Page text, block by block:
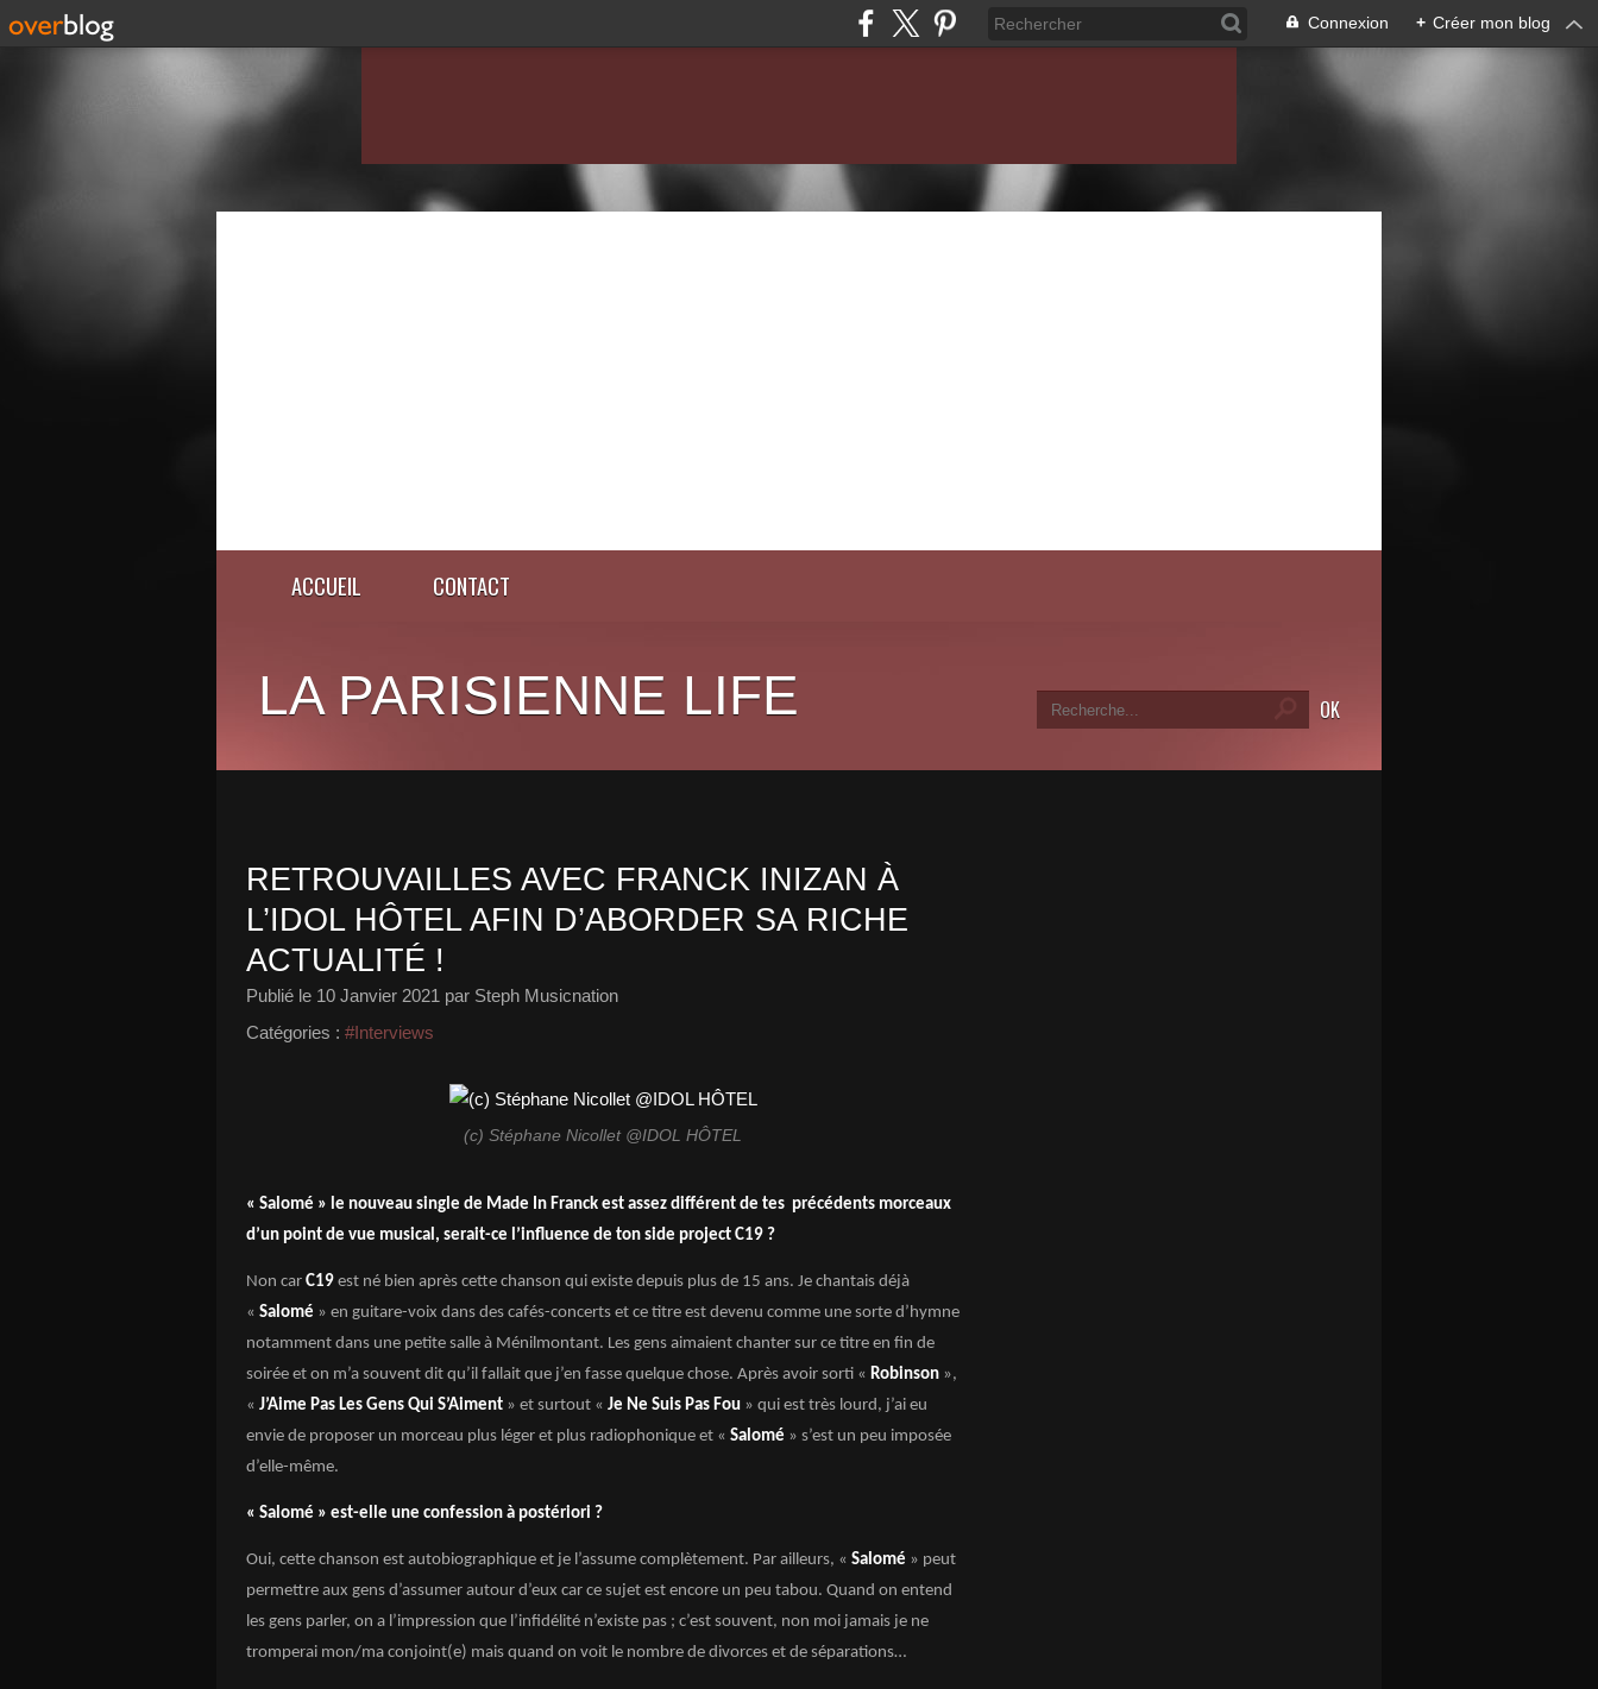
Connexion + Créer mon blog
ACCUEIL CONTACT
LA PARISIENNE LIFE
RETROUVAILLES AVEC FRANCK INIZAN À
L’IDOL HÔTEL AFIN D’ABORDER SA RICHE
ACTUALITÉ !
Publié le 10 Janvier 2021 par Steph Musicnation
Catégories : #Interviews
(c) Stéphane Nicollet @IDOL HÔTEL
« Salomé » le nouveau single de Made In Franck est assez différent de tes précédents morceaux
d’un point de vue musical, serait-ce l’influence de ton side project C19 ?
Non car C19 est né bien après cette chanson qui existe depuis plus de 15 ans. Je chantais déjà
« Salomé » en guitare-voix dans des cafés-concerts et ce titre est devenu comme une sorte d’hymne
notamment dans une petite salle à Ménilmontant. Les gens aimaient chanter sur ce titre en fin de
soirée et on m’a souvent dit qu’il fallait que j’en fasse quelque chose. Après avoir sorti « Robinson »,
« J’Aime Pas Les Gens Qui S’Aiment » et surtout « Je Ne Suis Pas Fou » qui est très lourd, j’ai eu
envie de proposer un morceau plus léger et plus radiophonique et « Salomé » s’est un peu imposée
d’elle-même.
« Salomé » est-elle une confession à postériori ?
Oui, cette chanson est autobiographique et je l’assume complètement. Par ailleurs, « Salomé » peut
permettre aux gens d’assumer autour d’eux car ce sujet est encore un peu tabou. Quand on entend
les gens parler, on a l’impression que l’infidélité n’existe pas ; c’est souvent, non moi jamais je ne
tromperai mon/ma conjoint(e) mais quand on voit le nombre de divorces et de séparations…